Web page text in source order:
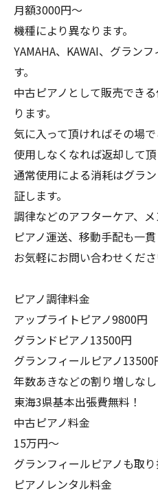
月額3000円〜
機種により異なります。
YAMAHA、KAWAI、グラン
す。
中古ピアノとして販売でき
ります。
気に入って頂ければその場で
使用しなくなれば返却して頂
通常使用による消耗はグラ
証します。
調律などのアフターケア、
ピアノ運送、移動手配も一貫
お気軽にお問い合わせくださ
ピアノ調律料金
アップライトピアノ9800円
グランドピアノ13500円
グランフィールピアノ13500
年数あきなどの割り増しなし
東海3県基本出張費無料！
中古ピアノ料金
15万円〜
グランフィールピアノも取り
ピアノレンタル料金